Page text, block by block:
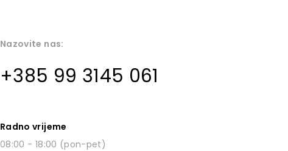
Nazovite nas:
+385 99 3145 061
Radno vrijeme
08:00 - 18:00 (pon-pet)